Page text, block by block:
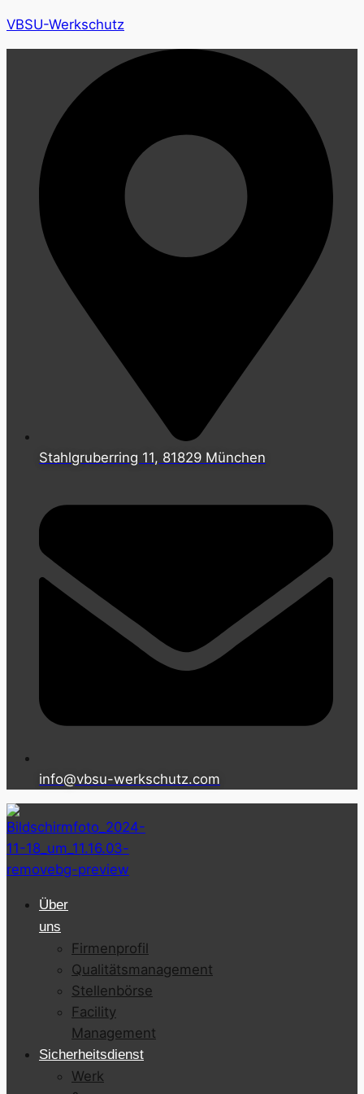
VBSU-Werkschutz
Stahlgruberring 11, 81829 München
info@vbsu-werkschutz.com
Über
uns
Firmenprofil
Qualitätsmanagement
Stellenbörse
Facility
Management
Sicherheitsdienst
Werk